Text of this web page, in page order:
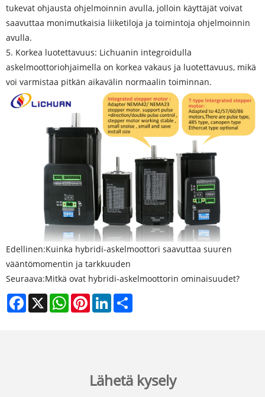
tukevat ohjausta ohjelmoinnin avulla, jolloin käyttäjät voivat
saavuttaa monimutkaisia ​​liiketiloja ja toimintoja ohjelmoinnin
avulla.
5. Korkea luotettavuus: Lichuanin integroidulla
askelmoottoriohjaimella on korkea vakaus ja luotettavuus, mikä
voi varmistaa pitkän aikavälin normaalin toiminnan.
Edellinen:Kuinka hybridi-askelmoottori saavuttaa suuren
vääntömomentin ja tarkkuuden
Seuraava:Mitkä ovat hybridi-askelmoottorin ominaisuudet?
Facebook
X WhatsAppPinterestLinkedIn
Lähetä kysely